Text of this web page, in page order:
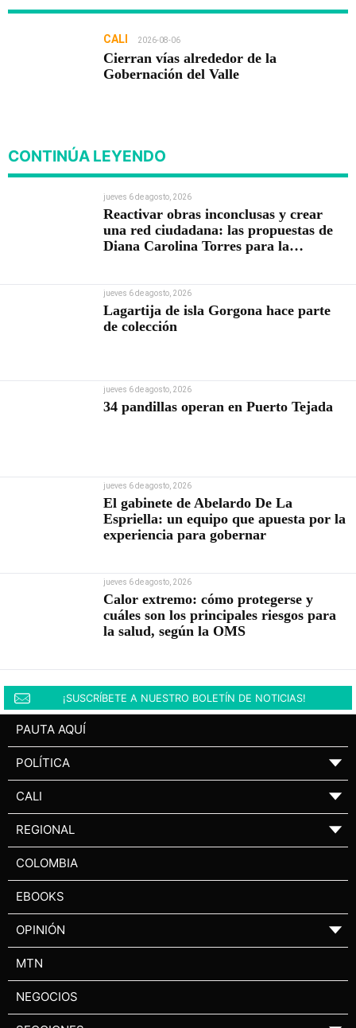
CALI 2026-08-06
Cierran vías alrededor de la
Gobernación del Valle
CONTINÚA LEYENDO
jueves 6 de agosto, 2026
Reactivar obras inconclusas y crear
una red ciudadana: las propuestas de
Diana Carolina Torres para la
jueves 6 de agosto, 2026
Lagartija de isla Gorgona hace parte
de colección
jueves 6 de agosto, 2026
34 pandillas operan en Puerto Tejada
jueves 6 de agosto, 2026
El gabinete de Abelardo De La
Espriella: un equipo que apuesta por la
experiencia para gobernar
jueves 6 de agosto, 2026
Calor extremo: cómo protegerse y
cuáles son los principales riesgos para
la salud, según la OMS
¡SUSCRÍBETE A NUESTRO BOLETÍN DE NOTICIAS!
PAUTA AQUÍ
POLÍTICA ▼
CALI ▼
REGIONAL ▼
COLOMBIA
EBOOKS
OPINIÓN ▼
MTN
NEGOCIOS